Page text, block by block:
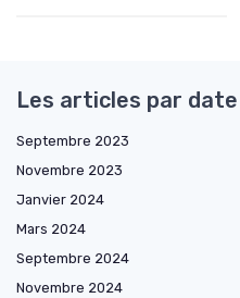
Les articles par date
Septembre 2023
Novembre 2023
Janvier 2024
Mars 2024
Septembre 2024
Novembre 2024